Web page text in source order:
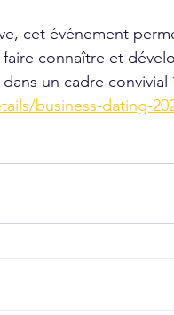
cet événement
connaître et
un cadre convivial
business-dating-